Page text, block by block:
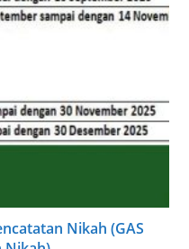
Nikah (GAS